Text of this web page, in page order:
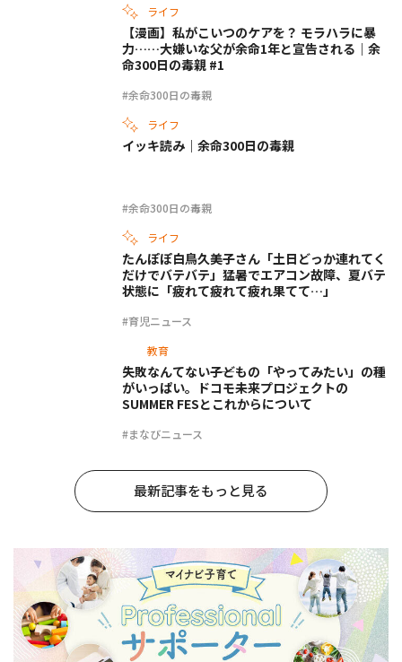
ライフ
#余命300日の毒親
【漫画】私がこいつのケアを？ モラハラに暴
力……大嫌いな父が余命1年と宣告される｜余
命300日の毒親 #1
ライフ
#余命300日の毒親
イッキ読み｜余命300日の毒親
ライフ
#育児ニュース
たんぽぽ白鳥久美子さん「土日どっか連れてく
だけでバテバテ」猛暑でエアコン故障、夏バテ
状態に「疲れて疲れて疲れ果てて…」
教育
#まなびニュース
失敗なんてない――子どもの「やってみたい」の種
がいっぱい。ドコモ未来プロジェクトの
SUMMER FESとこれからについて
最新記事をもっと見る